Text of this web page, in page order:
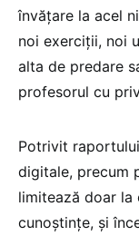
învățare la acel
noi exerciții, noi
alta de predare
profesorul cu
Potrivit
digitale, precum
limitează doar
cunoștințe, și